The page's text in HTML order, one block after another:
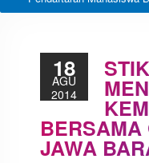
18
AGU
2014
BERSAMA
JAWA